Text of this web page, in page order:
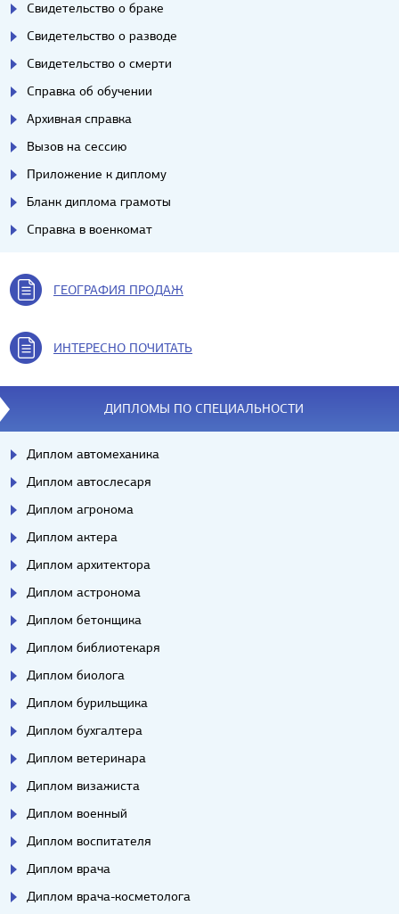
Свидетельство о браке
Свидетельство о разводе
Свидетельство о смерти
Справка об обучении
Архивная справка
Вызов на сессию
Приложение к диплому
Бланк диплома грамоты
Справка в военкомат
ГЕОГРАФИЯ ПРОДАЖ
ИНТЕРЕСНО ПОЧИТАТЬ
ДИПЛОМЫ ПО СПЕЦИАЛЬНОСТИ
Диплом автомеханика
Диплом автослесаря
Диплом агронома
Диплом актера
Диплом архитектора
Диплом астронома
Диплом бетонщика
Диплом библиотекаря
Диплом биолога
Диплом бурильщика
Диплом бухгалтера
Диплом ветеринара
Диплом визажиста
Диплом военный
Диплом воспитателя
Диплом врача
Диплом врача-косметолога